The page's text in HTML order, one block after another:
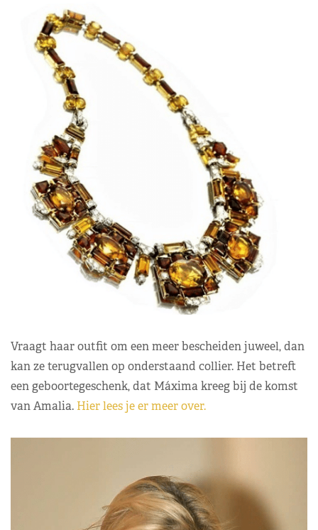
Vraagt haar outfit om een meer bescheiden juweel, dan
kan ze terugvallen op onderstaand collier. Het betreft
een geboortegeschenk, dat Máxima kreeg bij de komst
van Amalia. Hier lees je er meer over.